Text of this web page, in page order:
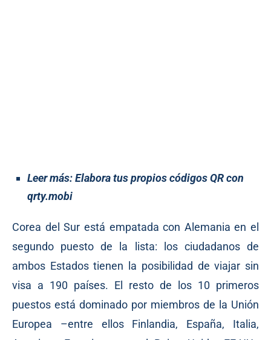
Leer más:Elabora tus propios códigos QR con
qrty.mobi
Corea del Sur está empatada con Alemania en el
segundo puesto de la lista: los ciudadanos de
ambos Estados tienen la posibilidad de viajar sin
visa a 190 países. El resto de los 10 primeros
puestos está dominado por miembros de la Unión
Europea –entre ellos Finlandia, España, Italia,